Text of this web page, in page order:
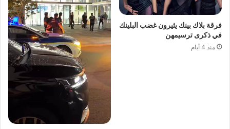
فرقة بلاك بينك يثيرون غضب البلينك
في ذكرى ترسيمهن
منذ 4 أيام